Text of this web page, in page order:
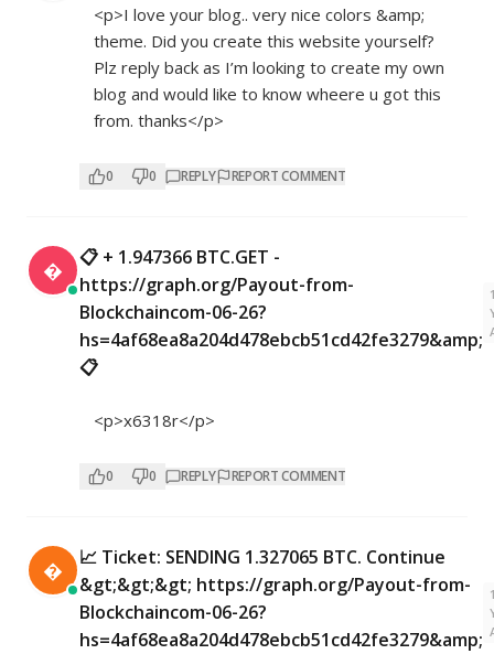
<p>I love your blog.. very nice colors &amp;
theme. Did you create this website yourself?
Plz reply back as I’m looking to create my own
blog and would like to know wheere u got this
from. thanks</p>
0 0 REPLY REPORT COMMENT

📋 + 1.947366 BTC.GET -
https://graph.org/Payout-from-
Blockchaincom-06-26?
hs=4af68ea8a204d478ebcb51cd42fe3279&amp;
📋
<p>x6318r</p>
0 0 REPLY REPORT COMMENT

📈 Ticket: SENDING 1.327065 BTC. Continue
&gt;&gt;&gt; https://graph.org/Payout-from-
Blockchaincom-06-26?
hs=4af68ea8a204d478ebcb51cd42fe3279&amp;